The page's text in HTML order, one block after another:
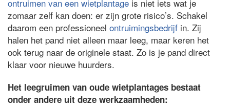
ontruimen van een wietplantage is niet iets wat je
zomaar zelf kan doen: er zijn grote risico’s. Schakel
daarom een professioneel ontruimingsbedrijf in. Zij
halen het pand niet alleen maar leeg, maar keren het
ook terug naar de originele staat. Zo is je pand direct
klaar voor nieuwe huurders.
Het leegruimen van oude wietplantages bestaat
onder andere uit deze werkzaamheden: